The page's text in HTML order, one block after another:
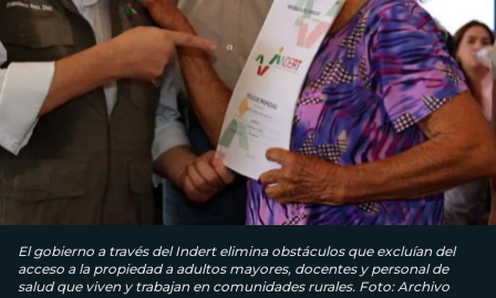
El gobierno a través del Indert elimina obstáculos que excluían del
acceso a la propiedad a adultos mayores, docentes y personal de
salud que viven y trabajan en comunidades rurales. Foto: Archivo